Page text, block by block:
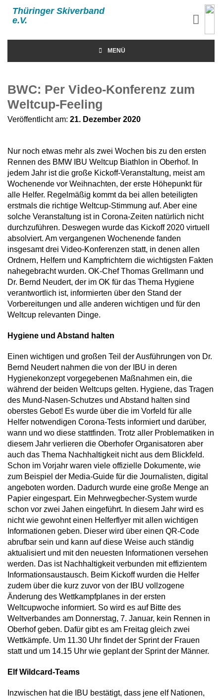
Thüringer Skiverband
e.V.
MENÜ
BWC: Per Video-Konferenz zum
Weltcup-Feeling
Veröffentlicht am: 21. Dezember 2020
Nur noch etwas mehr als zwei Wochen bis zu den ersten
Rennen des BMW IBU Weltcup Biathlon in Oberhof. In
jedem Jahr ist die große Kickoff-Veranstaltung, meist am
Wochenende vor Weihnachten, der erste Höhepunkt für
alle Helfer. Regelmäßig kommt da bei allen beteiligten
erstmals die richtige Weltcup-Stimmung auf. Aber eine
solche Veranstaltung ist in Corona-Zeiten natürlich nicht
durchzuführen. Deswegen wurde das Kickoff 2020 virtuell
absolviert. Am vergangenen Wochenende fanden
insgesamt drei Video-Konferenzen statt, in denen allen
Ordnern, Helfern und Kampfrichtern die wichtigsten Fakten
nahegebracht wurden. OK-Chef Thomas Grellmann und
Dr. Bernd Neudert, der im OK für das Thema Hygiene
verantwortlich ist, informierten über den Stand der
Vorbereitungen und alle anderen wichtigen und für den
Weltcup relevanten Dinge.
Hygiene und Abstand halten
Einen wichtigen und großen Teil der Ausführungen von Dr.
Bernd Neudert nahmen die von der IBU in deren
Hygienekonzept vorgegebenen Maßnahmen ein, die
während der beiden Weltcups gelten. Hygiene, das Tragen
des Mund-Nasen-Schutzes und Abstand halten sind
oberstes Gebot! Es wurde über die im Vorfeld für alle
Helfer notwendigen Corona-Tests informiert und darüber,
wann und wo diese stattfinden. Trotz aller Problematiken in
diesem Jahr verlieren die Oberhofer Organisatoren aber
auch das Thema Nachhaltigkeit nicht aus dem Blickfeld.
Schon im Vorjahr waren viele offizielle Dokumente, wie
zum Beispiel der Media-Guide für die Journalisten, digital
angeboten worden. Dadurch wurde eine große Menge an
Papier eingespart. Ein Mehrwegbecher-System wurde
schon vor zwei Jahen eingeführt. In diesem Jahr wird es
nicht wie gewohnt einen Helferflyer mit allen wichtigen
Informationen geben. Dieser wird über einen QR-Code
abrufbar sein und kann auf diese Weise auch ständig
aktualisiert und mit den neuesten Informationen versehen
werden. Das ist Nachhaltigkeit verbunden mit effizientem
Informationsaustausch. Beim Kickoff wurden die Helfer
zudem über die kurz zuvor von der IBU vollzogene
Änderung des Wettkampfplanes in der ersten
Weltcupwoche informiert. So wird es auf Bitte des
Weltverbandes am Donnerstag, 7. Januar, kein Rennen in
Oberhof geben. Dafür gibt es am Freitag gleich zwei
Wettkämpfe. Um 11.30 Uhr findet der Sprint der Frauen
statt und um 14.15 Uhr wie geplant der Sprint der Männer.
Elf Wildcard-Teams
Inzwischen hat die IBU bestätigt, dass jene elf Nationen,